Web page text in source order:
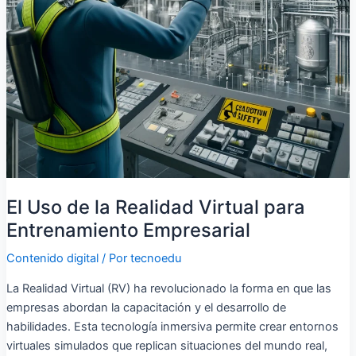
El Uso de la Realidad Virtual para
Entrenamiento Empresarial
Contenido digital/ Por tecnoedu
La Realidad Virtual (RV) ha revolucionado la forma en que las
empresas abordan la capacitación y el desarrollo de
habilidades. Esta tecnología inmersiva permite crear entornos
virtuales simulados que replican situaciones del mundo real,